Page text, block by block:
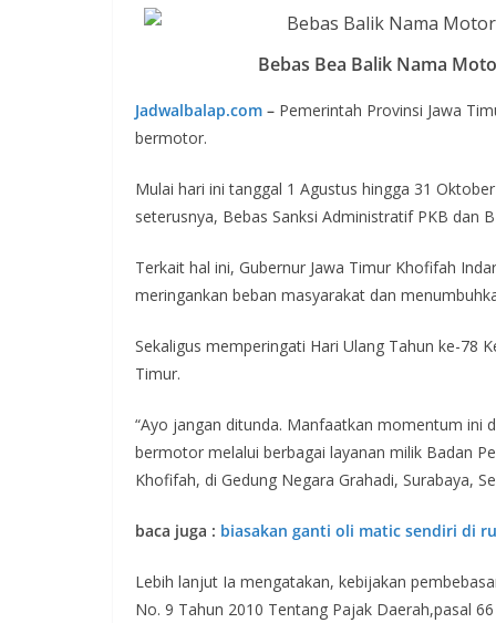
Bebas Bea Balik Nama
Jadwalbalap.com – Pemerintah Provinsi Jawa
bermotor.
Mulai hari ini tanggal 1 Agustus hingga 31
seterusnya, Bebas Sanksi Administratif PKB dan
Terkait hal ini, Gubernur Jawa Timur Khofifah
meringankan beban masyarakat dan
Sekaligus memperingati Hari Ulang Tahun ke-78
Timur.
“Ayo jangan ditunda. Manfaatkan momentum ini
bermotor melalui berbagai layanan milik Badan
Khofifah, di Gedung Negara Grahadi, Surabaya,
baca juga : biasakan ganti oli matic sendiri di
Lebih lanjut Ia mengatakan, kebijakan
No. 9 Tahun 2010 Tentang Pajak Daerah,pasal